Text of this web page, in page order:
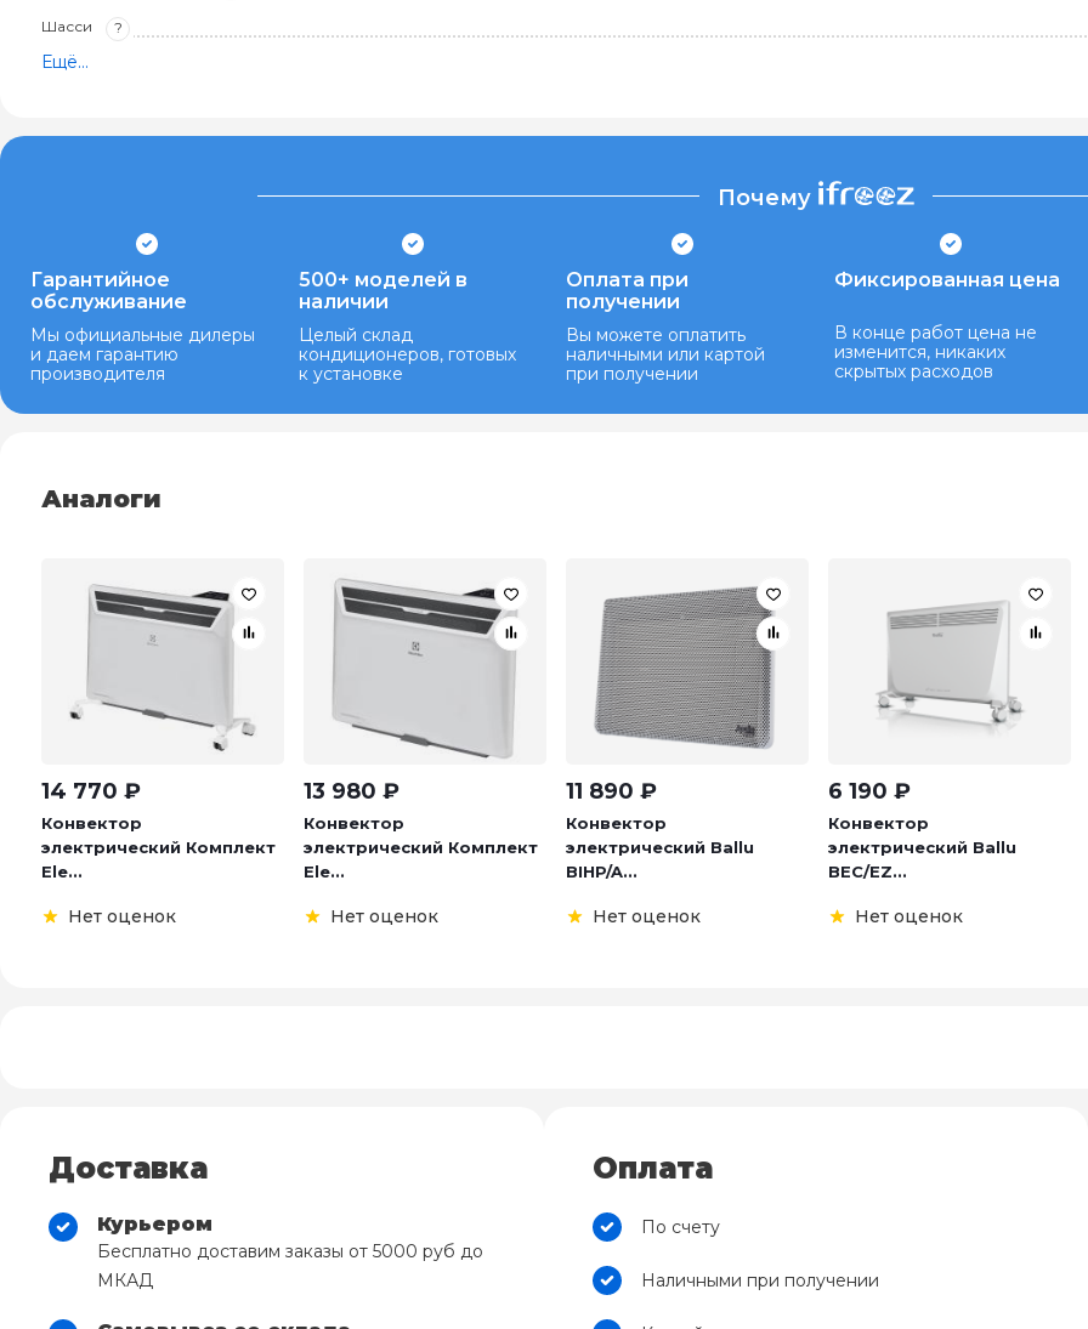
Шасси ?
Ещё...
Почему
Гарантийное
обслуживание
Мы официальные дилеры
и даем гарантию
производителя
500+ моделей в
наличии
Целый склад
кондиционеров, готовых
к установке
Оплата при
получении
Вы можете оплатить
наличными или картой
при получении
Фиксированная цена
В конце работ цена не
изменится, никаких
скрытых расходов
Аналоги
14 770 ₽
Конвектор
электрический Комплект
Ele...
Нет оценок
13 980 ₽
Конвектор
электрический Комплект
Ele...
Нет оценок
11 890 ₽
Конвектор
электрический Ballu
BIHP/A...
Нет оценок
6 190 ₽
Конвектор
электрический Ballu
BEC/EZ...
Нет оценок
Доставка
Курьером
Бесплатно доставим заказы от 5000 руб до
МКАД
Оплата
По счету
Наличными при получении